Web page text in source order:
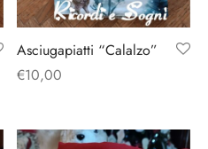
Asciugapiatti “Calalzo”
€10,00